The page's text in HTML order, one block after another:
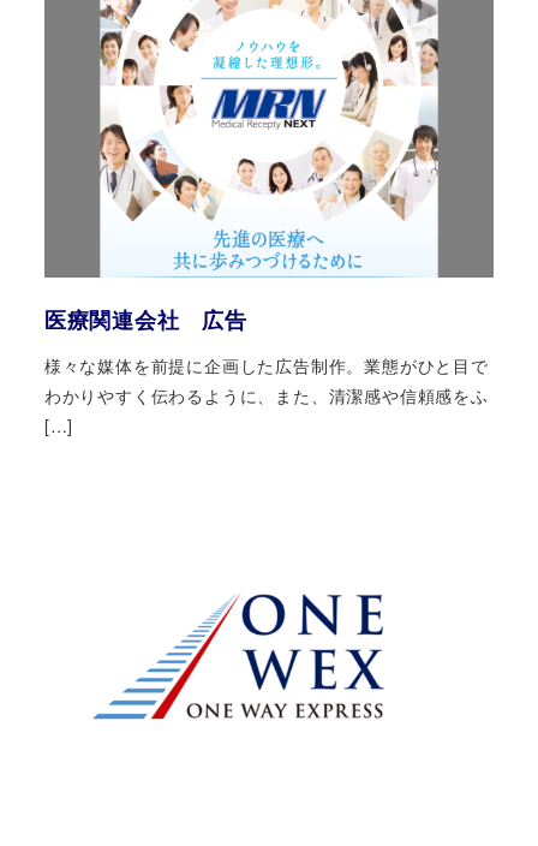
医療関連会社 広告
様々な媒体を前提に企画した広告制作。業態がひと目で
わかりやすく伝わるように、また、清潔感や信頼感をふ
[…]